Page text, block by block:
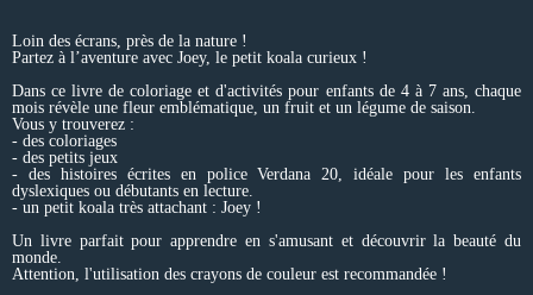
Loin des écrans, près de la nature !
Partez à l’aventure avec Joey, le petit koala curieux !
Dans ce livre de coloriage et d'activités pour enfants de 4 à 7 ans, chaque
mois révèle une fleur emblématique, un fruit et un légume de saison.
Vous y trouverez :
- des coloriages
- des petits jeux
- des histoires écrites en police Verdana 20, idéale pour les enfants
dyslexiques ou débutants en lecture.
- un petit koala très attachant : Joey !
Un livre parfait pour apprendre en s'amusant et découvrir la beauté du
monde.
Attention, l'utilisation des crayons de couleur est recommandée !